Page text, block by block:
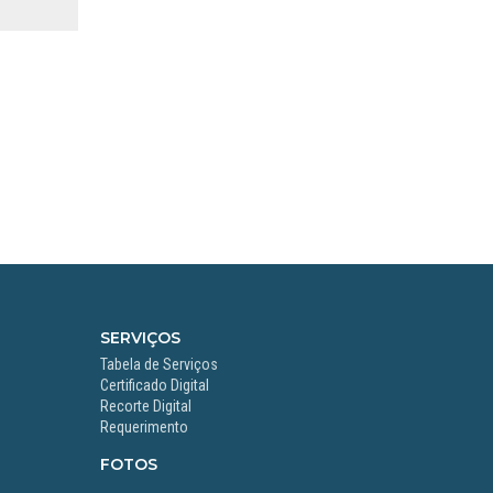
SERVIÇOS
Tabela de Serviços
Certificado Digital
Recorte Digital
Requerimento
FOTOS